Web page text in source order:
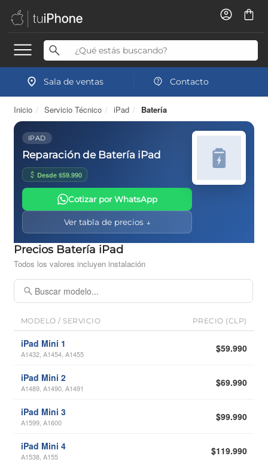
Sala de ventas Contacto
Inicio / Servicio Técnico / iPad / Batería
IPAD
Reparación de Batería iPad
Desde $59.990
Cotizar por WhatsApp
Ver tabla de precios ↓
Precios Batería iPad
Todos los valores incluyen instalación
MODELO / SERVICIO PRECIO (CLP)
iPad Mini 1
A1432, A1454, A1455 $59.990
iPad Mini 2
A1489, A1490, A1491 $69.990
iPad Mini 3
A1599, A1600 $99.990
iPad Mini 4
A1538, A155 $119.990